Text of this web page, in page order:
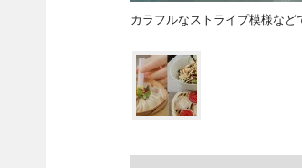
カラフルなストライプ模様な